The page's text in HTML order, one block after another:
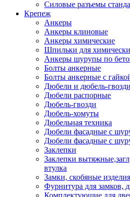
Силовые разъемы
Крепеж
Анкеры
Анкеры клиновые
Анкеры химические
Шпильки для
Анкеры шурупы по
Болты анкерные
Болты анкерные с
Дюбели и дюбель-гвозди
Дюбели распорные
Дюбель-гвозди
Дюбель-хомуты
Дюбельная техника
Дюбели фасадные с
Дюбели фасадные с
Заклепки
Заклепки
втулка
Замки, скобяные изделия
Фурнитура для замков,
Комплектующие для